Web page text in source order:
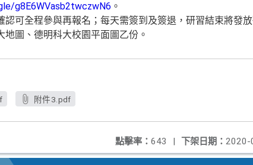
g8E6WVasb2twczwN6 。
可全程參與再報名；每天需簽到及簽退，研習結束將發
圖、德明科大校園平面圖乙份。
附件3.pdf
下架日期： 2020-
點擊率： 643 |